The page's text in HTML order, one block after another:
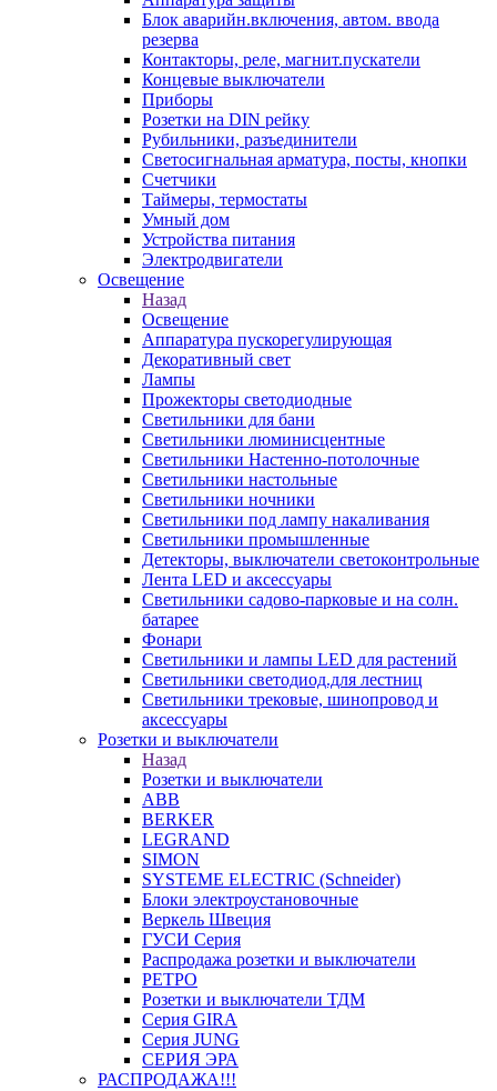
Блок аварийн.включения, автом. ввода
резерва
Контакторы, реле, магнит.пускатели
Концевые выключатели
Приборы
Розетки на DIN рейку
Рубильники, разъединители
Светосигнальная арматура, посты, кнопки
Счетчики
Таймеры, термостаты
Умный дом
Устройства питания
Электродвигатели
Освещение
Назад
Освещение
Аппаратура пускорегулирующая
Декоративный свет
Лампы
Прожекторы светодиодные
Светильники для бани
Светильники люминисцентные
Светильники Настенно-потолочные
Светильники настольные
Светильники ночники
Светильники под лампу накаливания
Светильники промышленные
Детекторы, выключатели светоконтрольные
Лента LED и аксессуары
Светильники садово-парковые и на солн.
батарее
Фонари
Светильники и лампы LED для растений
Светильники светодиод.для лестниц
Светильники трековые, шинопровод и
аксессуары
Розетки и выключатели
Назад
Розетки и выключатели
ABB
BERKER
LEGRAND
SIMON
SYSTEME ELECTRIC (Schneider)
Блоки электроустановочные
Веркель Швеция
ГУСИ Серия
Распродажа розетки и выключатели
РЕТРО
Розетки и выключатели ТДМ
Серия GIRA
Серия JUNG
СЕРИЯ ЭРА
РАСПРОДАЖА!!!